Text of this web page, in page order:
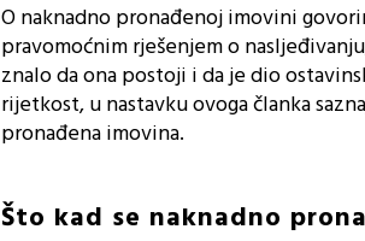
O naknadno pronađenoj imovini
pravomoćnim rješenjem o
znalo da ona postoji i da je dio
rijetkost, u nastavku ovoga članka
pronađena imovina.
Što kad se naknadno